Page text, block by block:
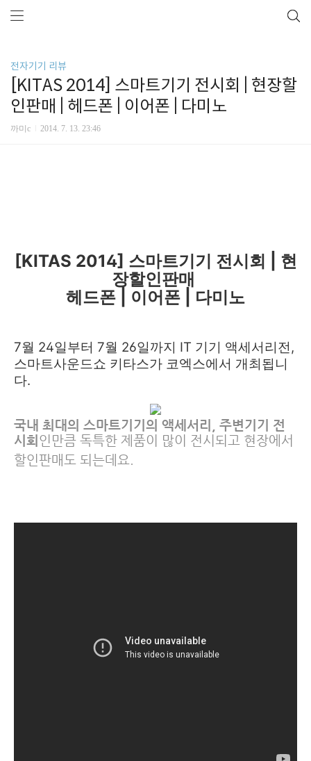
전자기기 리뷰
[KITAS 2014] 스마트기기 전시회 | 현장할
인판매 | 헤드폰 | 이어폰 | 다미노
까미c 2014. 7. 13. 23:46
[KITAS 2014] 스마트기기 전시회 | 현
장할인판매
헤드폰 | 이어폰 | 다미노
7월 24일부터 7월 26일까지 IT 기기 액세서리전,
스마트사운드쇼 키타스가 코엑스에서 개최됩니
다.
국내 최대의 스마트기기의 액세서리, 주변기기 전
시회 인만큼 독특한 제품이 많이 전시되 고 현장에서
할인판매도 되는데요.